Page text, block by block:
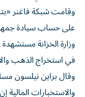
وقامت شبكة فاغنر
على حساب سيادة
وزارة الخزانة
في استخراج الذهب
وقال براين نيلسون
والاستخبارات